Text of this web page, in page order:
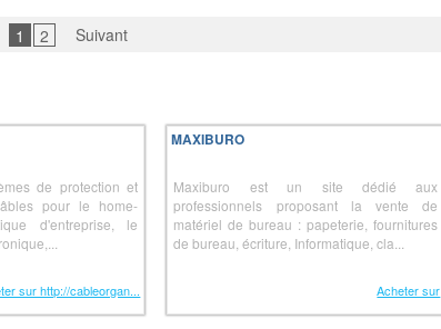
1 2 Suivant
de protection et
pour le home-
d'entreprise, le
sur http://cableorgan...
MAXIBURO
Maxiburo est un site dédié aux
professionnels proposant la vente de
matériel de bureau : papeterie, fournitures
de bureau, écriture, Informatique, cla...
Acheter sur